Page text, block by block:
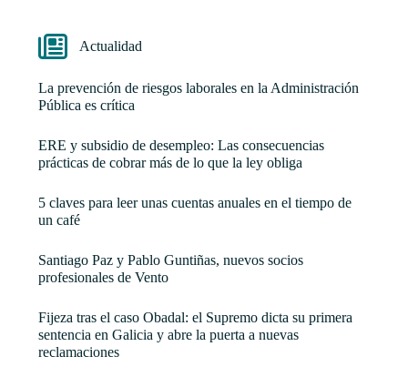
Actualidad
La prevención de riesgos laborales en la Administración
Pública es crítica
ERE y subsidio de desempleo: Las consecuencias
prácticas de cobrar más de lo que la ley obliga
5 claves para leer unas cuentas anuales en el tiempo de
un café
Santiago Paz y Pablo Guntiñas, nuevos socios
profesionales de Vento
Fijeza tras el caso Obadal: el Supremo dicta su primera
sentencia en Galicia y abre la puerta a nuevas
reclamaciones